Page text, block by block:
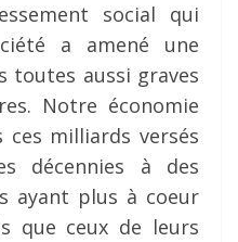
social qui
a amené une
toutes aussi graves
Notre économie
milliards versés
décennies à des
ayant plus à coeur
que ceux de leurs